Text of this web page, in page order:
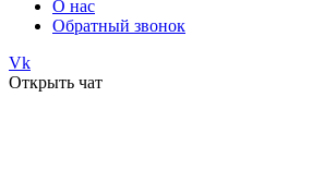
О нас
Обратный звонок
Vk
Открыть чат